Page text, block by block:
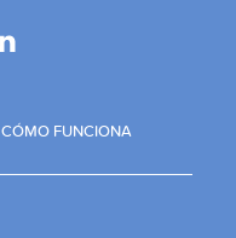
CÓMO FUNCIONA